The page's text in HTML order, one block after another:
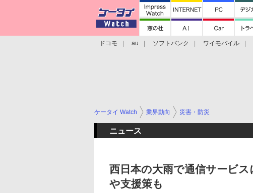
ドコモ au ソフトバンク ワイモバイル
ケータイ Watch 業界動向 災害・防災
ニュース
西日本の大雨で通信サービ
や支援策も